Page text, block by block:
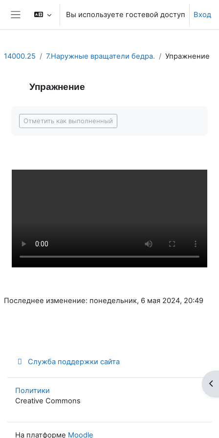
Перейти к основному содержанию
Боковая панель
Вы используете гостевой доступ Вход
14000.25 7.Наружные вращатели бедра. Упражнение
Упражнение
Отметить как выполненный
Последнее изменение: понедельник, 6 мая 2024, 20:49
Служба поддержки сайта
Политики
Creative Commons
На платформе Moodle